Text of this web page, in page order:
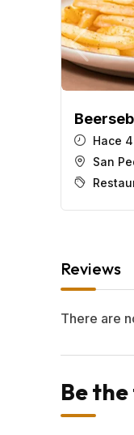
Hace
San
Reviews
There are
Be